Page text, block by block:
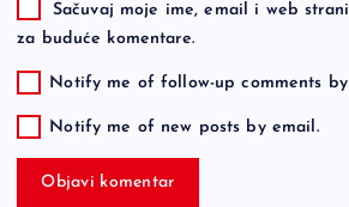
Sačuvaj moje ime, email i web
za buduće komentare.
Notify me of follow-up comments
Notify me of new posts by email.